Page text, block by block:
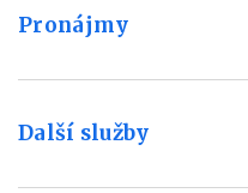
Pronájmy
Další služby